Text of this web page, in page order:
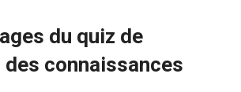
du quiz de
connaissances